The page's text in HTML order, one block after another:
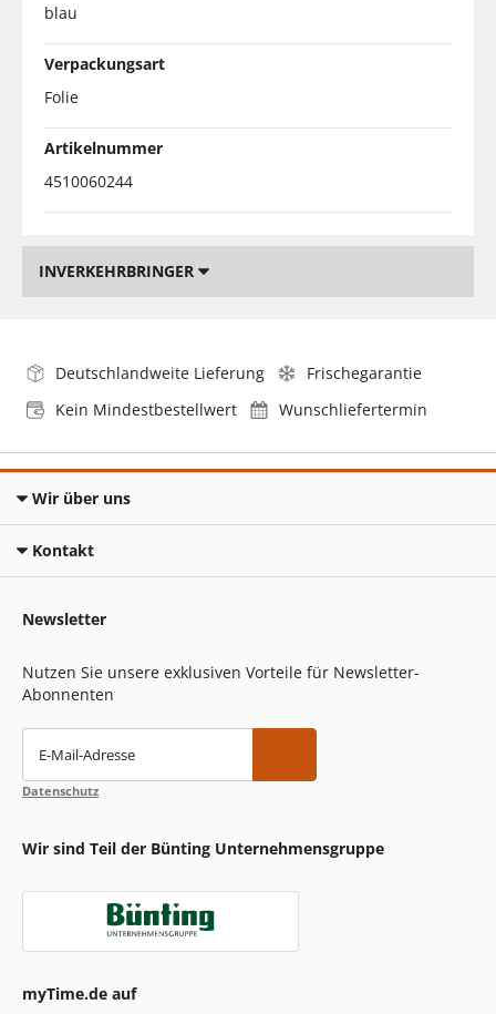
blau
Verpackungsart
Folie
Artikelnummer
4510060244
INVERKEHRBRINGER
Deutschlandweite Lieferung
Frischegarantie
Kein Mindestbestellwert
Wunschliefertermin
Wir über uns
Kontakt
Newsletter
Nutzen Sie unsere exklusiven Vorteile für Newsletter-
Abonnenten
E-Mail-Adresse
Datenschutz
Wir sind Teil der Bünting Unternehmensgruppe
myTime.de auf